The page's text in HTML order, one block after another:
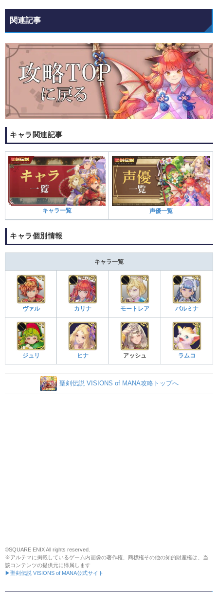
関連記事
キャラ関連記事
キャラ一覧 声優一覧
キャラ個別情報
キャラ一覧
ヴァル カリナ モートレア パルミナ
ジュリ ヒナ アッシュ ラムコ
聖剣伝説 VISIONS of MANA攻略トップへ
©SQUARE ENIX All rights reserved.
※アルテマに掲載しているゲーム内画像の著作権、商標権その他の知的財産権は、当
該コンテンツの提供元に帰属します
▶聖剣伝説 VISIONS of MANA公式サイト